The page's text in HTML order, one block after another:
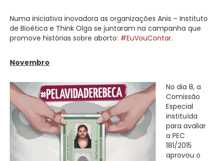
Numa iniciativa inovadora as organizações Anis – Instituto
de Bioética e Think Olga se juntaram na campanha que
promove histórias sobre aborto: #EuVouContar.
Novembro
No dia 8, a
Comissão
Especial
instituída
para avaliar
a PEC
181/2015
aprovou o